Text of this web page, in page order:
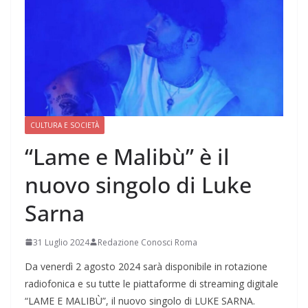
CULTURA E SOCIETÀ
“Lame e Malibù” è il
nuovo singolo di Luke
Sarna
31 Luglio 2024 Redazione Conosci Roma
Da venerdì 2 agosto 2024 sarà disponibile in rotazione
radiofonica e su tutte le piattaforme di streaming digitale
“LAME E MALIBÙ”, il nuovo singolo di LUKE SARNA.